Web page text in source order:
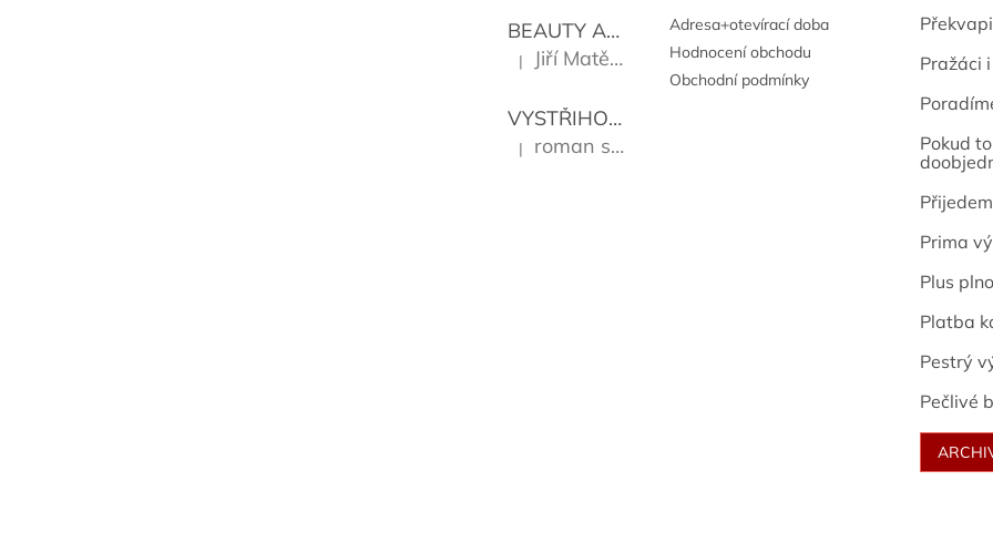
BEAUTY AND THE BEAT
Go Go's
Hodnocení produktu je 5 z 5 hvězdiček.
| Jiří Matějů
VYSTŘIHOVÁNKY - PRAŽSKÉ PAMÁTKY Kropáček
Hodnocení produktu je 5 z 5 hvězdiček.
| roman sekanina
Adresa+otevírací doba
Hodnocení obchodu
Obchodní podmínky
Pražáci
Pokud
Prima
Plus
Platba
Pestrý
Pečlivé